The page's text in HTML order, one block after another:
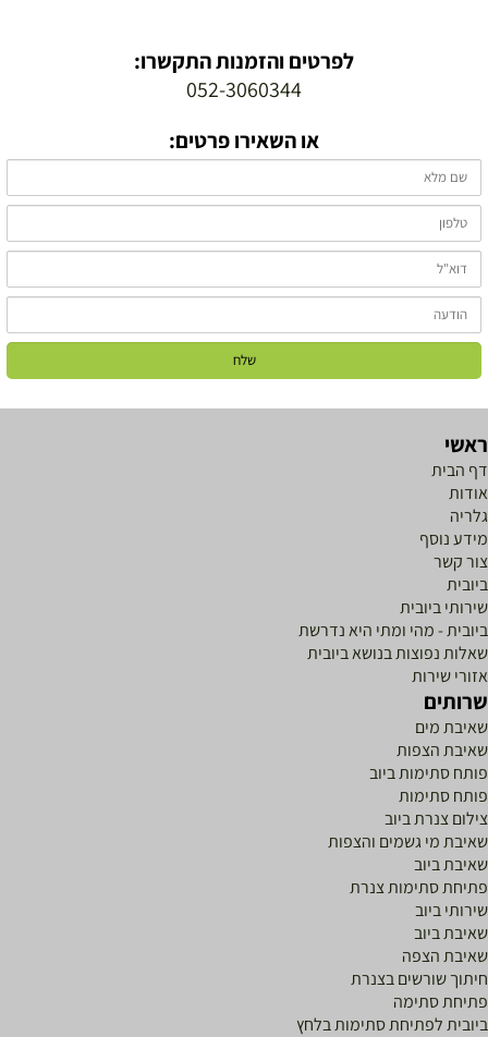
לפרטים והזמנות התקשרו:
052-3060344
או השאירו פרטים:
הבית
נוסף
קשר
ביובית
- מהי ומתי היא נדרשת
נפוצות בנושא ביובית
שירות
מים
הצפות
סתימות ביוב
סתימות
צנרת ביוב
מי גשמים והצפות
ביוב
סתימות צנרת
ביוב
ביוב
הצפה
שורשים בצנרת
סתימה
לפתיחת סתימות בלחץ